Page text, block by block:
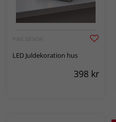
PIXIE DESIGN
LED Juldekoration hus
398 kr